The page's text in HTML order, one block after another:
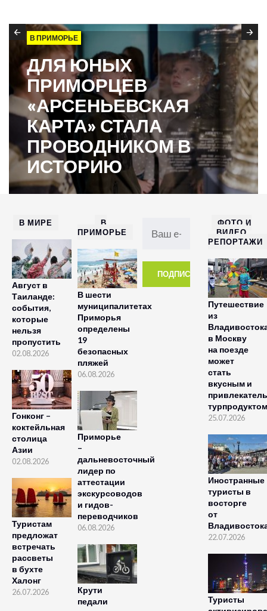
В ПРИМОРЬЕ
ДЛЯ ЮНЫХ
ПРИМОРЦЕВ
«АРСЕНЬЕВСКАЯ
КАРТА» СТАЛА
ПРОВОДНИКОМ В
ИСТОРИЮ
В МИРЕ
Август в
Таиланде:
события,
которые
нельзя
пропустить
02.08.2026
Гонконг –
коктейльная
столица
Азии
02.08.2026
Туристам
предложат
встречать
рассветы
в бухте
Халонг
26.07.2026
В
ПРИМОРЬЕ
В шести
муниципалитетах
Приморья
определены
19
безопасных
пляжей
06.08.2026
Приморье
–
дальневосточный
лидер по
аттестации
экскурсоводов
и гидов-
переводчиков
06.08.2026
Крути
педали
ФОТО И
ВИДЕО
РЕПОРТАЖИ
Путешествие
из
в Москву
на поезде
может
стать
вкусным и
турпродуктом
25.07.2026
Иностранные
туристы в
восторге
от
22.07.2026
Туристы